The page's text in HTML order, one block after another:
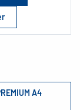
A4